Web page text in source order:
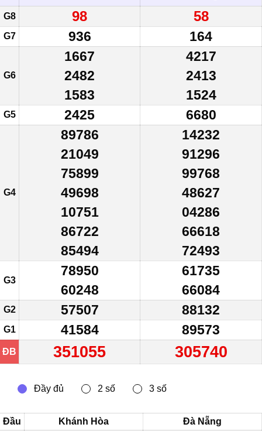
G8 98 58
G7 936 164
G6
1667
2482
1583
4217
2413
1524
G5 2425 6680
G4
89786
21049
75899
49698
10751
86722
85494
14232
91296
99768
48627
04286
66618
72493
G3
78950
60248
61735
66084
G2 57507 88132
G1 41584 89573
ĐB 351055 305740
Đầu Khánh Hòa
Đà Nẵng